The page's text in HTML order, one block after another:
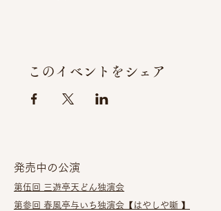
このイベントをシェア
発売中の公演
第伍回 三遊亭天どん独演会​
第参回 春風亭与いち独演会 【はやしや噺 】